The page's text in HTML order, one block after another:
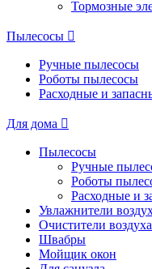
Тормозные
Пылесосы
Ручные пылесосы
Роботы пылесосы
Расходные и
Для дома
Пылесосы
Ручные
Роботы
Расходные и
Увлажнители
Очистители воздуха
Швабры
Мойщик окон